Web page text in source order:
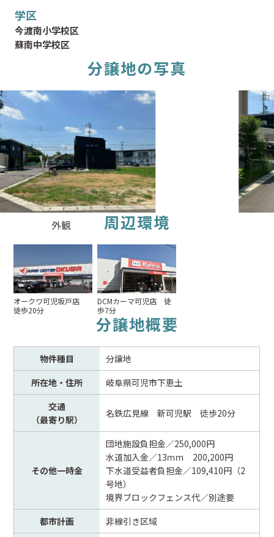
学区
今渡南小学校区
蘇南中学校区
分譲地の写真
前面道路
周辺環境
オークワ可児坂戸店
徒歩20分
DCMカーマ可児店 徒
歩7分
分譲地概要
物件種目
分譲地
所在地・住所
岐阜県可児市下恵土
交通
（最寄り駅）
名鉄広見線 新可児駅 徒歩20分
その他一時金
団地施設負担金／250,000円
水道加入金／13ｍｍ 200,200円
下水道受益者負担金／109,410円（2
号地）
境界ブロックフェンス代／別途要
都市計画
非線引き区域